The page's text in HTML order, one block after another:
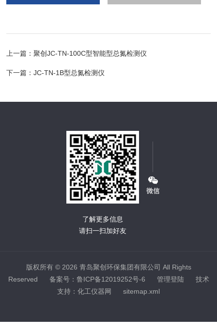
上一篇：聚创JC-TN-100C型智能型总氮检测仪
下一篇：JC-TN-1B型总氮检测仪
了解更多信息
请扫一扫加好友
版权所有 © 2026 青岛聚创环保集团有限公司 All Rights
Reserved 备案号：鲁ICP备12019252号-6 管理登陆技术
支持： 化工仪器网 sitemap.xml